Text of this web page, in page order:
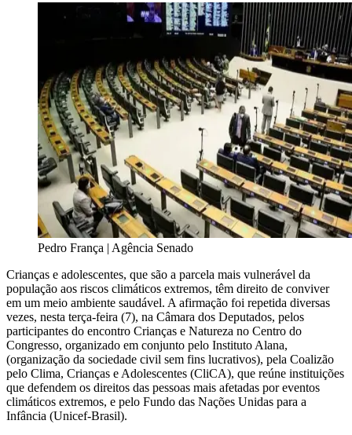
Pedro França | Agência Senado
Crianças e adolescentes, que são a parcela mais vulnerável da
população aos riscos climáticos extremos, têm direito de conviver
em um meio ambiente saudável. A afirmação foi repetida diversas
vezes, nesta terça-feira (7), na Câmara dos Deputados, pelos
participantes do encontro Crianças e Natureza no Centro do
Congresso, organizado em conjunto pelo Instituto Alana,
(organização da sociedade civil sem fins lucrativos), pela Coalizão
pelo Clima, Crianças e Adolescentes (CliCA), que reúne instituições
que defendem os direitos das pessoas mais afetadas por eventos
climáticos extremos, e pelo Fundo das Nações Unidas para a
Infância (Unicef-Brasil).